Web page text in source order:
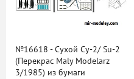
№16618 - Сухой Су-2/ Su-2
(Перекрас Maly Modelarz
3/1985) из бумаги